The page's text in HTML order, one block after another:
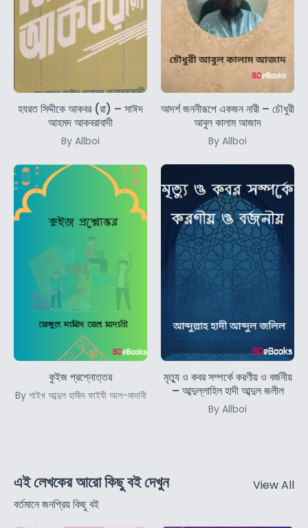
হযরত সিদ্দীকে আকবর (রা) – সাঈদ
আহমদ আকবরাবাদী
By Allboi
আদর্শ জননীরূপে একজন নারী – চৌধুরী
আবুল কালাম আজাদ
By Allboi
কুইজ প্রশ্নোত্তর
By শাইখ আব্দুল হামীদ ফাইযী আল-মাদানী
মৃত্যু ও কবর সম্পর্কে করণীয় ও বর্জনীয়
– আব্দুল্লাহিল হাদী আব্দুল জলীল
By Allboi
এই লেখকের আরো কিছু বই দেখুন
বর্তমানে জনপ্রিয় কিছু বই
View All